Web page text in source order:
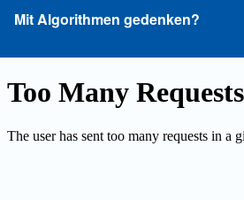
Artikeldetails
Mit Algorithmen gedenken?